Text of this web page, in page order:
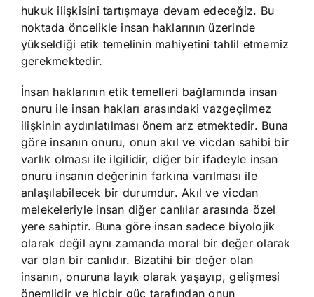
hukuk ilişkisini tartışmaya devam edeceğiz. Bu
noktada öncelikle insan haklarının üzerinde
yükseldiği etik temelinin mahiyetini tahlil etmemiz
gerekmektedir.
İnsan haklarının etik temelleri bağlamında insan
onuru ile insan hakları arasındaki vazgeçilmez
ilişkinin aydınlatılması önem arz etmektedir. Buna
göre insanın onuru, onun akıl ve vicdan sahibi bir
varlık olması ile ilgilidir, diğer bir ifadeyle insan
onuru insanın değerinin farkına varılması ile
anlaşılabilecek bir durumdur. Akıl ve vicdan
melekeleriyle insan diğer canlılar arasında özel
yere sahiptir. Buna göre insan sadece biyolojik
olarak değil aynı zamanda moral bir değer olarak
var olan bir canlıdır. Bizatihi bir değer olan
insanın, onuruna layık olarak yaşayıp, gelişmesi
önemlidir ve hiçbir güç tarafından onun